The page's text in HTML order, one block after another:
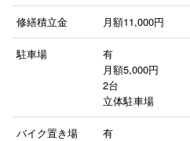
修繕積立金 月額11,000円
駐車場
有
月額5,000円
2台
立体駐車場
バイク置き場 有